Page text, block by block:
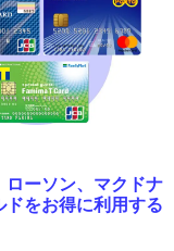
ーソン、マクドナ
ドをお得に利用する